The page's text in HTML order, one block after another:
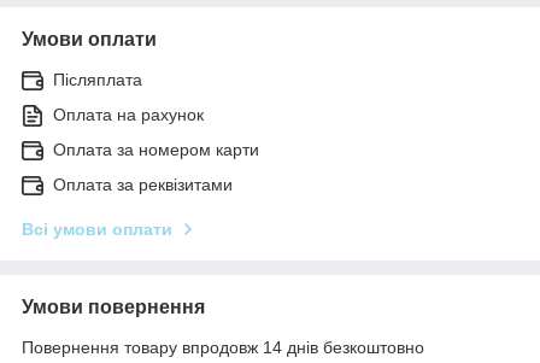
Умови оплати
Післяплата
Оплата на рахунок
Оплата за номером карти
Оплата за реквізитами
Всі умови оплати
Умови повернення
Повернення товару впродовж 14 днів безкоштовно